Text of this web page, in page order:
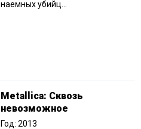
наемных убийц...
Metallica: Сквозь
невозможное
Год: 2013